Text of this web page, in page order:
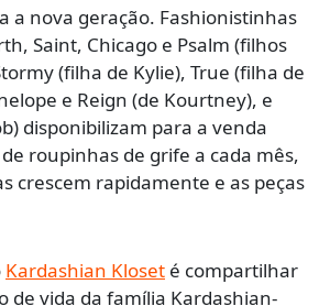
a nova geração. Fashionistinhas
Saint, Chicago e Psalm (filhos
(filha de Kylie), True (filha de
e Reign (de Kourtney), e
disponibilizam para a venda
roupinhas de grife a cada mês,
crescem rapidamente e as peças
Kardashian Kloset é compartilhar
de vida da família Kardashian-